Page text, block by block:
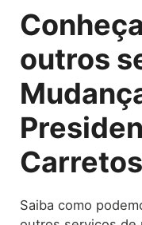
outros
Saiba como